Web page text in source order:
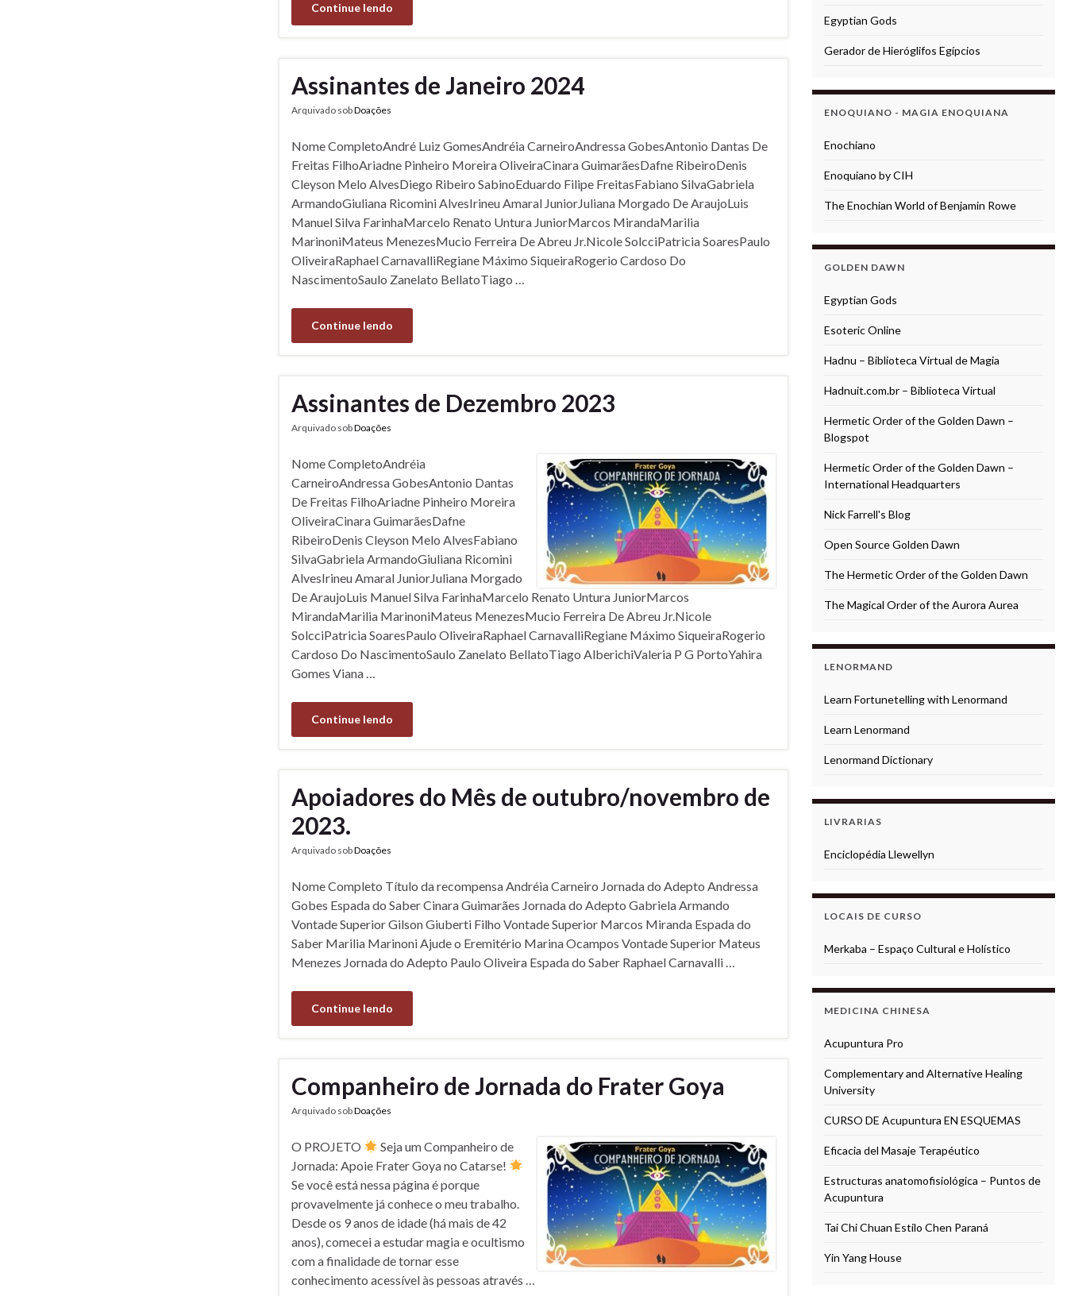
Continue lendo
Assinantes de Janeiro 2024
Arquivado sobDoações
Nome CompletoAndré Luiz GomesAndréia CarneiroAndressa GobesAntonio Dantas De
Freitas FilhoAriadne Pinheiro Moreira OliveiraCinara GuimarãesDafne RibeiroDenis
Cleyson Melo AlvesDiego Ribeiro SabinoEduardo Filipe FreitasFabiano SilvaGabriela
ArmandoGiuliana Ricomini AlvesIrineu Amaral JuniorJuliana Morgado De AraujoLuis
Manuel Silva FarinhaMarcelo Renato Untura JuniorMarcos MirandaMarilia
MarinoniMateus MenezesMucio Ferreira De Abreu Jr.Nicole SolcciPatricia SoaresPaulo
OliveiraRaphael CarnavalliRegiane Máximo SiqueiraRogerio Cardoso Do
NascimentoSaulo Zanelato BellatoTiago …
Continue lendo
Assinantes de Dezembro 2023
Arquivado sobDoações
Nome CompletoAndréia
CarneiroAndressa GobesAntonio Dantas
De Freitas FilhoAriadne Pinheiro Moreira
OliveiraCinara GuimarãesDafne
RibeiroDenis Cleyson Melo AlvesFabiano
SilvaGabriela ArmandoGiuliana Ricomini
AlvesIrineu Amaral JuniorJuliana Morgado
De AraujoLuis Manuel Silva FarinhaMarcelo Renato Untura JuniorMarcos
MirandaMarilia MarinoniMateus MenezesMucio Ferreira De Abreu Jr.Nicole
SolcciPatricia SoaresPaulo OliveiraRaphael CarnavalliRegiane Máximo SiqueiraRogerio
Cardoso Do NascimentoSaulo Zanelato BellatoTiago AlberichiValeria P G PortoYahira
Gomes Viana …
Continue lendo
Apoiadores do Mês de outubro/novembro de
2023.
Arquivado sobDoações
Nome Completo Título da recompensa Andréia Carneiro Jornada do Adepto Andressa
Gobes Espada do Saber Cinara Guimarães Jornada do Adepto Gabriela Armando
Vontade Superior Gilson Giuberti Filho Vontade Superior Marcos Miranda Espada do
Saber Marilia Marinoni Ajude o Eremitério Marina Ocampos Vontade Superior Mateus
Menezes Jornada do Adepto Paulo Oliveira Espada do Saber Raphael Carnavalli …
Continue lendo
Companheiro de Jornada do Frater Goya
Arquivado sobDoações
O PROJETO
Seja um Companheiro de
Jornada: Apoie Frater Goya no Catarse!
Se você está nessa página é porque
provavelmente já conhece o meu trabalho.
Desde os 9 anos de idade (há mais de 42
anos), comecei a estudar magia e ocultismo
com a finalidade de tornar esse
conhecimento acessível às pessoas através …
Egyptian Gods
Gerador de Hieróglifos Egípcios
ENOQUIANO - MAGIA ENOQUIANA
Enochiano
Enoquiano by CIH
The Enochian World of Benjamin Rowe
GOLDEN DAWN
Egyptian Gods
Esoteric Online
Hadnu – Biblioteca Virtual de Magia
Hadnuit.com.br – Biblioteca Virtual
Hermetic Order of the Golden Dawn –
Blogspot
Hermetic Order of the Golden Dawn –
International Headquarters
Nick Farrell's Blog
Open Source Golden Dawn
The Hermetic Order of the Golden Dawn
The Magical Order of the Aurora Aurea
LENORMAND
Learn Fortunetelling with Lenormand
Learn Lenormand
Lenormand Dictionary
LIVRARIAS
Enciclopédia Llewellyn
LOCAIS DE CURSO
Merkaba – Espaço Cultural e Holístico
MEDICINA CHINESA
Acupuntura Pro
Complementary and Alternative Healing
University
CURSO DE Acupuntura EN ESQUEMAS
Eficacia del Masaje Terapéutico
Estructuras anatomofisiológica – Puntos de
Acupuntura
Tai Chi Chuan Estilo Chen Paraná
Yin Yang House